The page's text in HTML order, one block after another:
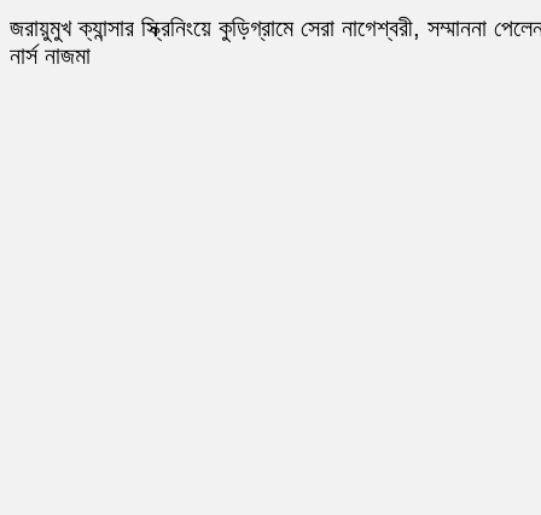
জরায়ুমুখ ক্যান্সার স্ক্রিনিংয়ে কুড়িগ্রামে সেরা নাগেশ্বরী, সম্মাননা
নার্স নাজমা